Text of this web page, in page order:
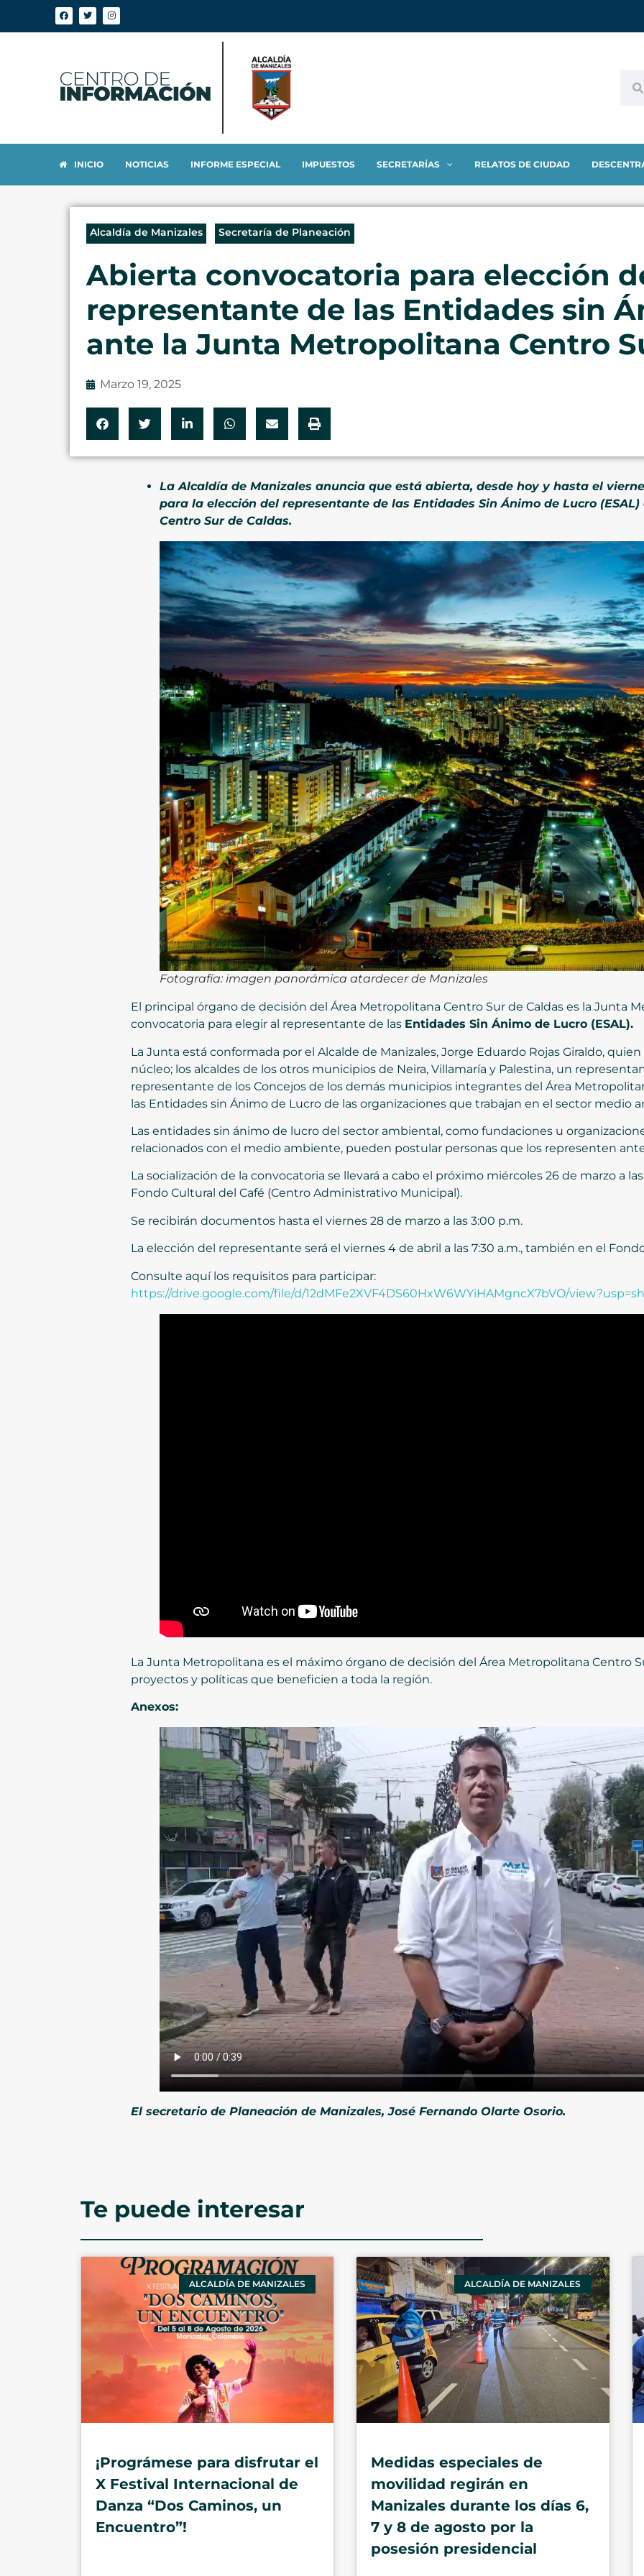
INICIO NOTICIAS INFORME ESPECIAL IMPUESTOS SECRETARÍAS RELATOS DE CIUDAD
Alcaldía de Manizales Secretaría de Planeación
Abierta convocatoria para elección
representante de las Entidades sin
ante la Junta Metropolitana Centro
Marzo 19, 2025
La Alcaldía de Manizales anuncia que está abierta, desde hoy y hasta el
para la elección del representante de las Entidades Sin Ánimo de Lucro
Centro Sur de Caldas.
Fotografía: imagen panorámica atardecer de Manizales
El principal órgano de decisión del Área Metropolitana Centro Sur de Caldas es la Junta
convocatoria para elegir al representante de las Entidades Sin Ánimo de Lucro (ESAL).
La Junta está conformada por el Alcalde de Manizales, Jorge Eduardo Rojas Giraldo,
núcleo; los alcaldes de los otros municipios de Neira, Villamaría y Palestina, un
representante de los Concejos de los demás municipios integrantes del Área
las Entidades sin Ánimo de Lucro de las organizaciones que trabajan en el sector medio
Las entidades sin ánimo de lucro del sector ambiental, como fundaciones u
relacionados con el medio ambiente, pueden postular personas que los representen
La socialización de la convocatoria se llevará a cabo el próximo miércoles 26 de marzo a
Fondo Cultural del Café (Centro Administrativo Municipal).
Se recibirán documentos hasta el viernes 28 de marzo a las 3:00 p.m.
La elección del representante será el viernes 4 de abril a las 7:30 a.m., también en el
Consulte aquí los requisitos para participar:
https://drive.google.com/file/d/12dMFe2XVF4DS60HxW6WYiHAMgncX7bVO/
La Junta Metropolitana es el máximo órgano de decisión del Área Metropolitana Centro
proyectos y políticas que beneficien a toda la región.
Anexos:
El secretario de Planeación de Manizales, José Fernando Olarte Osorio.
Te puede interesar
ALCALDÍA DE MANIZALES
¡Prográmese para disfrutar el
X Festival Internacional de
Danza “Dos Caminos, un
Encuentro”!
ALCALDÍA DE MANIZALES
Medidas especiales de
movilidad regirán en
Manizales durante los días 6,
7 y 8 de agosto por la
posesión presidencial